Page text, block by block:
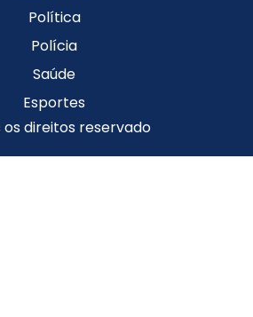
Política
Polícia
Saúde
Esportes
os direitos reservado